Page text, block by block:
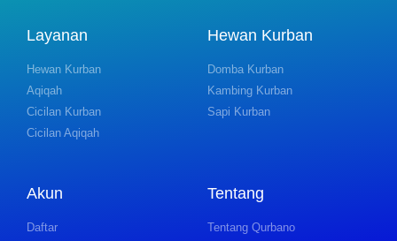
Layanan
Hewan Kurban
Aqiqah
Cicilan Kurban
Cicilan Aqiqah
Hewan Kurban
Domba Kurban
Kambing Kurban
Sapi Kurban
Akun
Daftar
Tentang
Tentang Qurbano